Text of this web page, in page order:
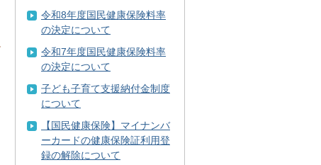
令和8年度国民健康保険料率
の決定について
令和7年度国民健康保険料率
の決定について
子ども子育て支援納付金制度
について
【国民健康保険】マイナンバ
ーカードの健康保険証利用登
録の解除について